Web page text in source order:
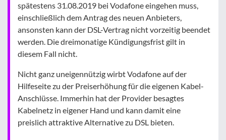
spätestens 31.08.2019 bei Vodafone eingehen muss,
einschließlich dem Antrag des neuen Anbieters,
ansonsten kann der DSL-Vertrag nicht vorzeitig beendet
werden. Die dreimonatige Kündigungsfrist gilt in
diesem Fall nicht.
Nicht ganz uneigennützig wirbt Vodafone auf der
Hilfeseite zu der Preiserhöhung für die eigenen Kabel-
Anschlüsse. Immerhin hat der Provider besagtes
Kabelnetz in eigener Hand und kann damit eine
preislich attraktive Alternative zu DSL bieten.